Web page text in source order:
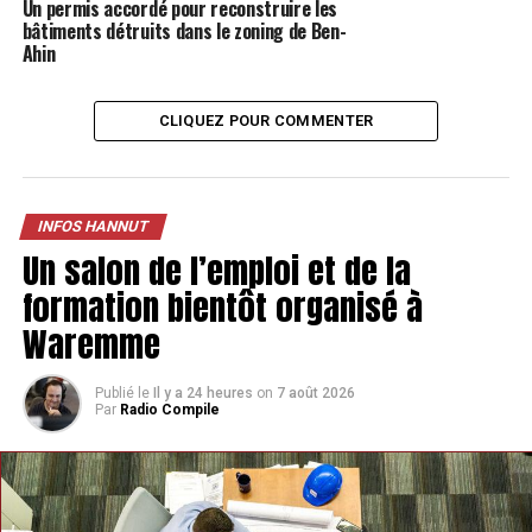
certaine problématique. Citons le tarot de Marseille et
le petit Lenormand. Il utilise aussi le pendule, la
de soins qui permet de soulager les douleurs et de
relaxer les patients. Il est également praticien en
aient des pistes de solution par rapport au problème
rencontré« , nous confie-t-il. Les séances durent en
général une bonne heure et coûtent 60 €.
Un permis accordé pour reconstruire les
bâtiments détruits dans le zoning de Ben-
Ahin
CLIQUEZ POUR COMMENTER
INFOS HANNUT
Un salon de l’emploi et de la
formation bientôt organisé à
Waremme
Publié le Il y a 24 heures on 7 août 2026
Par Radio Compile